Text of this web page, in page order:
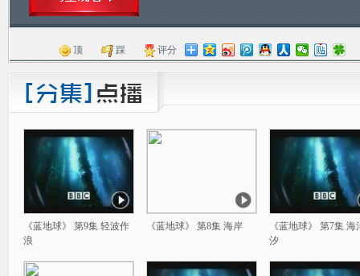
顶 踩 评分
《蓝地球》 第9集 轻波作
浪
《蓝地球》 第8集 海岸
《蓝地球》 第7集 海
汐